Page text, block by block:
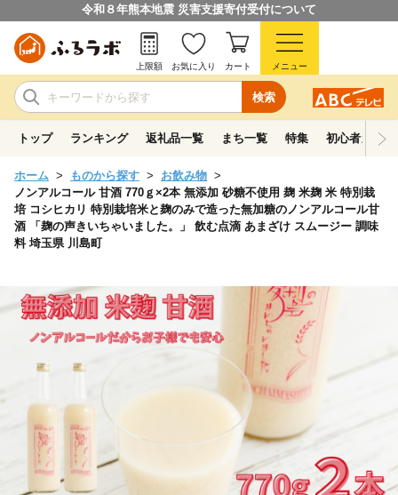
令和８年熊本地震 災害支援寄付受付について
検索
上限額 お気に入り カート メニュー
トップ ランキング 返礼品一覧 まち一覧 特集 初心者ガイド
ホーム ものから探す
お飲み物
ノンアルコール 甘酒 770ｇ×2本 無添加 砂糖不使用 麹 米麹 米 特別栽
培 コシヒカリ 特別栽培米と麹のみで造った無加糖のノンアルコール甘
酒 「麹の声きいちゃいました。」 飲む点滴 あまざけ スムージー 調味
料 埼玉県 川島町